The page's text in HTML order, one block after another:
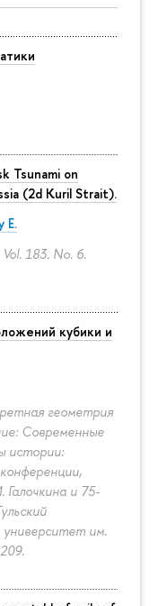
Tsunami on
(2d Kuril Strait).
E.
183. No. 6.
кубики и
геометрия
Современные
истории:
и 75-
университет им.